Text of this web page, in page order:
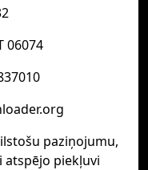
06074
paziņojumu,
atspējo piekļuvi